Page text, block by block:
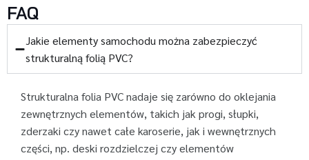
FAQ
Jakie elementy samochodu można zabezpieczyć
strukturalną folią PVC?
Strukturalna folia PVC nadaje się zarówno do oklejania
zewnętrznych elementów, takich jak progi, słupki,
zderzaki czy nawet całe karoserie, jak i wewnętrznych
części, np. deski rozdzielczej czy elementów